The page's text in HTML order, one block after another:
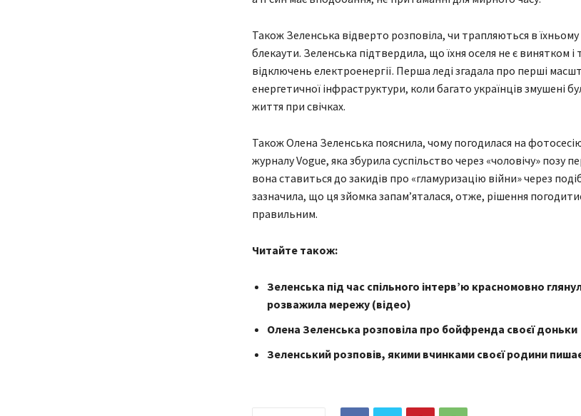
Також Зеленська відверто розповіла, чи трапляються в
блекаути. Зеленська підтвердила, що їхня оселя не є винятком і
відключень електроенергії. Перша леді згадала про перші
енергетичної інфраструктури, коли багато українців змушені
життя при свічках.
Також Олена Зеленська пояснила, чому погодилася на
журналу Vogue, яка збурила суспільство через «чоловічу» позу
вона ставиться до закидів про «гламуризацію війни» через
зазначила, що ця зйомка запам’яталася, отже, рішення
правильним.
Читайте також:
Зеленська під час спільного інтерв’ю красномовно
розважила мережу (відео)
Олена Зеленська розповіла про бойфренда своєї доньки
Зеленський розповів, якими вчинками своєї родини